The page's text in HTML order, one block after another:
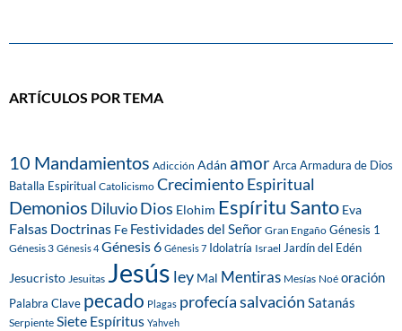
ARTÍCULOS POR TEMA
10 Mandamientos Adicción Adán amorArca Armadura de Dios
Batalla Espiritual Catolicismo Crecimiento Espiritual
Demonios DiluvioDios Elohim Espíritu Santo Eva
Falsas Doctrinas Fe Festividades del Señor Gran Engaño Génesis 1
Génesis 3 Génesis 4 Génesis 6 Génesis 7 Idolatría Israel Jardín del Edén
Jesucristo Jesuitas Jesús ley Mal Mentiras Mesías Noé oración
Palabra Clave pecado Plagas profecíasalvación Satanás
Serpiente Siete Espíritus Yahveh